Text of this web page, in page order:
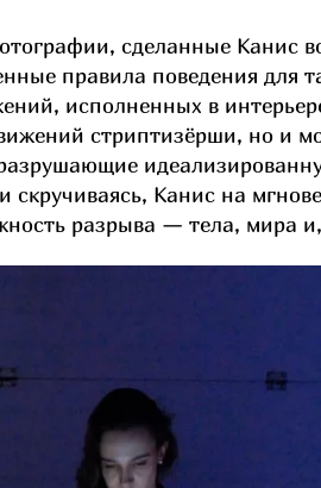
сделанные Канис
правила поведения для
исполненных в
стриптизёрши, но и
скручиваясь, Канис на
разрыва — тела, мира